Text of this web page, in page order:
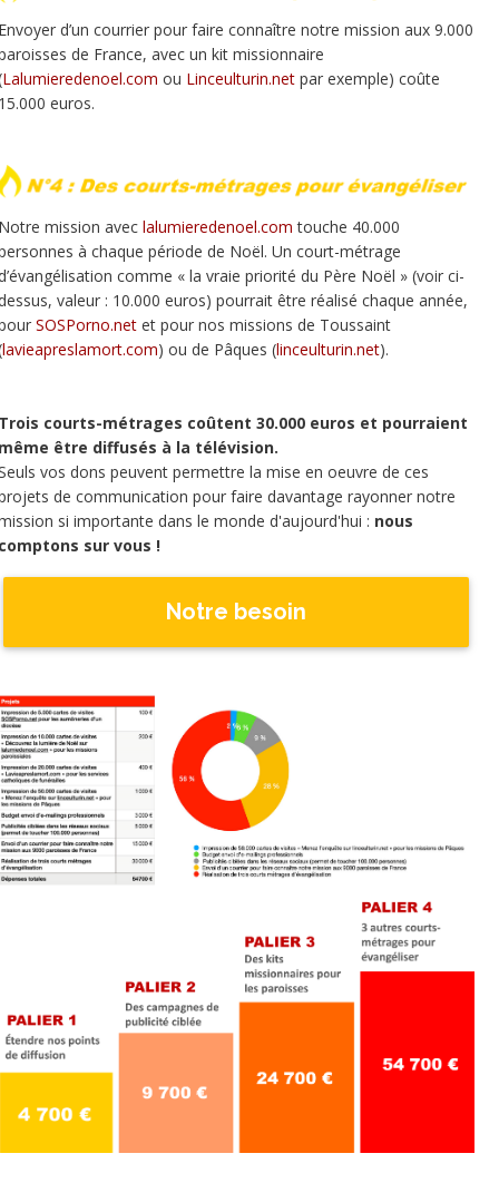
d’un courrier pour faire connaître notre mission aux 9.000
de France, avec un kit missionnaire
Lalumieredenoel.com ou Linceulturin.net par exemple) coûte
euros.
mission avec lalumieredenoel.com touche 40.000
à chaque période de Noël. Un court-métrage
comme « la vraie priorité du Père Noël » (voir ci-
valeur : 10.000 euros) pourrait être réalisé chaque année,
SOSPorno.net et pour nos missions de Toussaint
lavieapreslamort.com) ou de Pâques (linceulturin.net).
courts-métrages coûtent 30.000 euros et pourraient
être diffusés à la télévision.
vos dons peuvent permettre la mise en oeuvre de ces
de communication pour faire davantage rayonner notre
si importante dans le monde d'aujourd'hui : nous
sur vous !
Notre besoin